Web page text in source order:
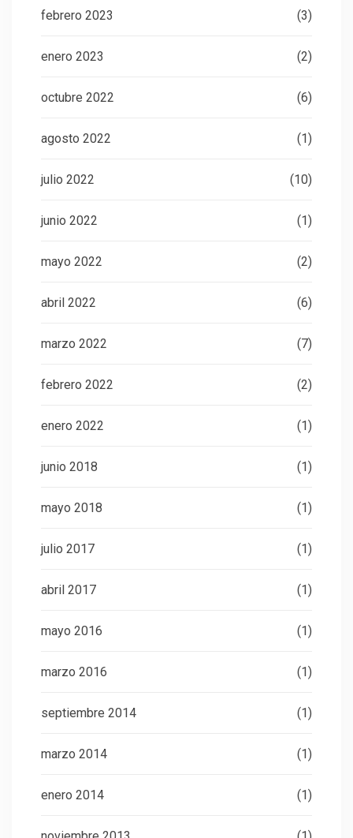
febrero 2023 (3)
enero 2023 (2)
octubre 2022 (6)
agosto 2022 (1)
julio 2022 (10)
junio 2022 (1)
mayo 2022 (2)
abril 2022 (6)
marzo 2022 (7)
febrero 2022 (2)
enero 2022 (1)
junio 2018 (1)
mayo 2018 (1)
julio 2017 (1)
abril 2017 (1)
mayo 2016 (1)
marzo 2016 (1)
septiembre 2014 (1)
marzo 2014 (1)
enero 2014 (1)